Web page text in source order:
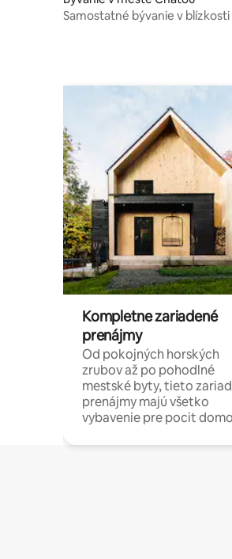
Samostatné bývanie v blízkosti
Kompletne zariadené
prenájmy
Od pokojných horských
zrubov až po pohodlné
mestské byty, tieto
prenájmy majú všetko
vybavenie pre pocit